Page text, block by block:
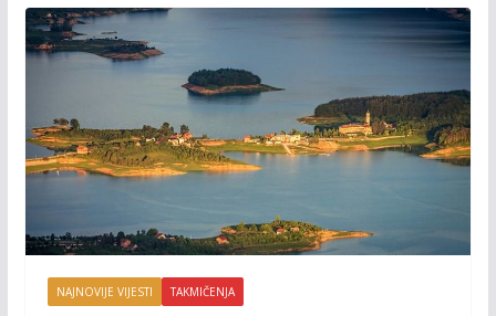
NAJNOVIJE VIJESTI TAKMIČENJA